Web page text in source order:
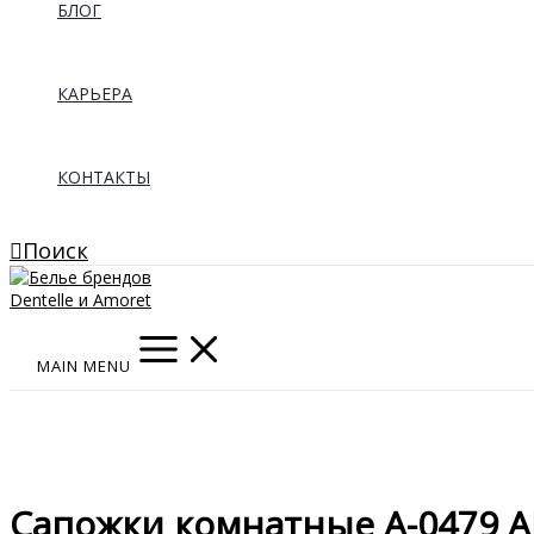
БЛОГ
КАРЬЕРА
КОНТАКТЫ
Поиск
MAIN MENU
Сапожки комнатные A-0479